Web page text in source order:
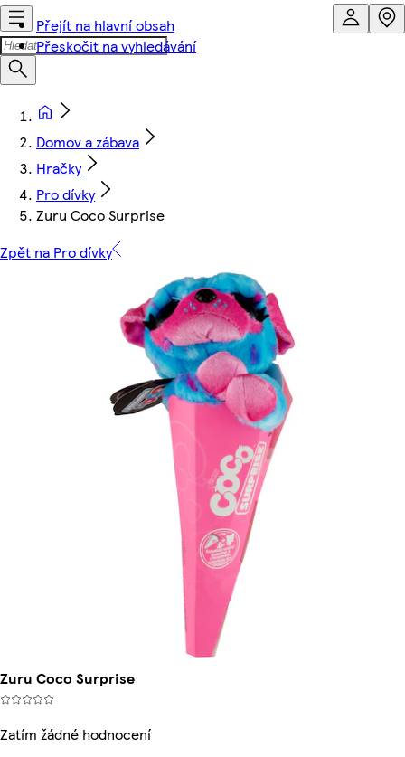
Přejít na hlavní obsah
Přeskočit na vyhledávání
Domov a zábava
Hračky
Pro dívky
Zuru Coco Surprise
Zpět na Pro dívky
Zuru Coco Surprise
Zatím žádné hodnocení